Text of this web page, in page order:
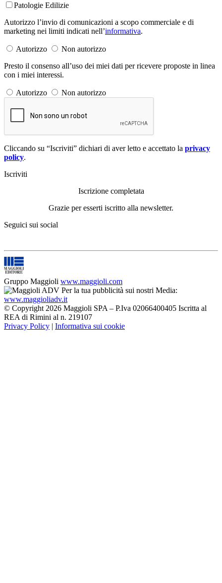
Patologie Edilizie
Autorizzo l’invio di comunicazioni a scopo commerciale e di
marketing nei limiti indicati nell’informativa.
Autorizzo
Non autorizzo
Presto il consenso all’uso dei miei dati per ricevere proposte in linea
con i miei interessi.
Autorizzo Non autorizzo
Cliccando su “Iscriviti” dichiari di aver letto e accettato la privacy
policy.
Iscriviti
Iscrizione completata
Grazie per esserti iscritto alla newsletter.
Seguici sui social
Gruppo Maggioli www.maggioli.com
Per la tua pubblicità sui nostri Media:
www.maggioliadv.it
© Copyright 2026 Maggioli SPA – P.Iva 02066400405 Iscritta al
REA di Rimini al n. 219107
Privacy Policy | Informativa sui cookie